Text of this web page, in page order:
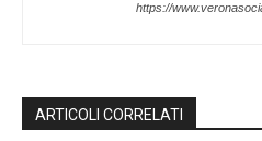
https://
ARTICOLI CORRELATI